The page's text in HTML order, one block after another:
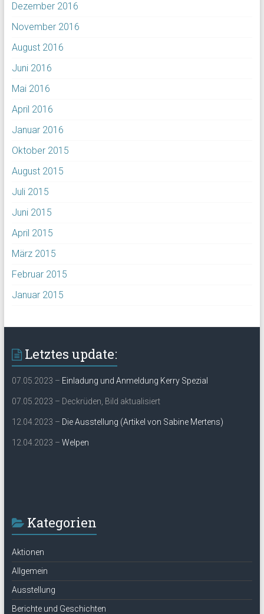
Dezember 2016
November 2016
August 2016
Juni 2016
Mai 2016
April 2016
Januar 2016
Oktober 2015
August 2015
Juli 2015
Juni 2015
April 2015
März 2015
Februar 2015
Januar 2015
Letztes update:
07.05.2023 – Einladung und Anmeldung Kerry Spezial
07.05.2023 – Deckrüden, Bild aktualisiert
12.04.2023 – Die Ausstellung (Artikel von Sabine Mertens)
12.04.2023 – Welpen
Kategorien
Aktionen
Allgemein
Ausstellung
Berichte und Geschichten